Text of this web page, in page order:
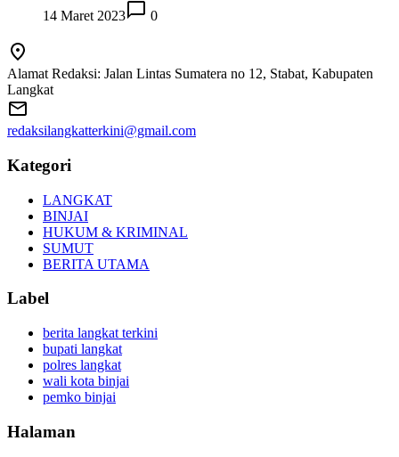
14 Maret 2023
0
Alamat Redaksi: Jalan Lintas Sumatera no 12, Stabat, Kabupaten
Langkat
redaksilangkatterkini@gmail.com
Kategori
LANGKAT
BINJAI
HUKUM & KRIMINAL
SUMUT
BERITA UTAMA
Label
berita langkat terkini
bupati langkat
polres langkat
wali kota binjai
pemko binjai
Halaman